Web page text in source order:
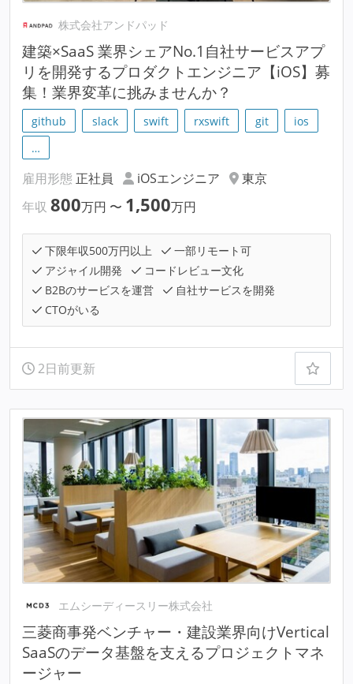
株式会社アンドパッド
建築×SaaS 業界シェアNo.1自社サービスアプ
リを開発するプロダクトエンジニア【iOS】募
集！業界変革に挑みませんか？
github slack swift rxswift git
ios
…
雇用形態 正社員 iOSエンジニア
東京
年収 800万円 〜 1,500万円
下限年収500万円以上
一部リモート可
アジャイル開発
コードレビュー文化
B2Bのサービスを運営
自社サービスを開発
CTOがいる
2日前更新
エムシーディースリー株式会社
三菱商事発ベンチャー・建設業界向けVertical
SaaSのデータ基盤を支えるプロジェクトマネ
ージャー